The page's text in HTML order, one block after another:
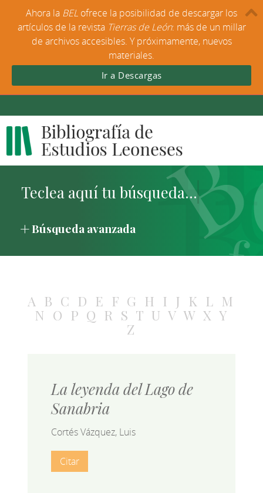
Búsqueda avanzada
A B C D E F G H I J K L M
N O P Q R S T U V W X Y
Z
La leyenda del Lago de
Sanabria
Cortés Vázquez, Luis
Citar
Ahora la BEL ofrece la posibilidad de descargar los
artículos de la revista Tierras de León: más de un millar
de archivos accesibles. Y próximamente, nuevos
materiales.
Ir a Descargas